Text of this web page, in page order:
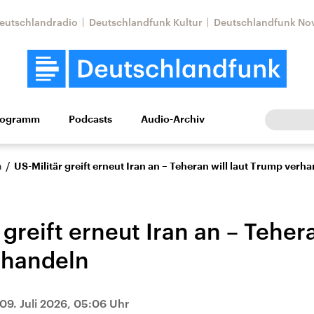
Deutschlandfunk Kultur Deutschlandfunk
Wissen Kultur Europa
Beiträge,
Aktuelle Lage und
Podcasts Audio-Archiv
/ US-Militär greift erneut Iran an – Teheran will laut Trump
erneut Iran an –
09. Juli 2026, 05:06 Uhr